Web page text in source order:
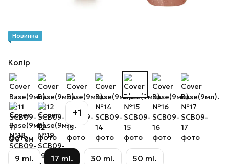
Новинка
Колір
+1
Об`єм
9 ml. 17 ml. 30 ml. 50 ml.